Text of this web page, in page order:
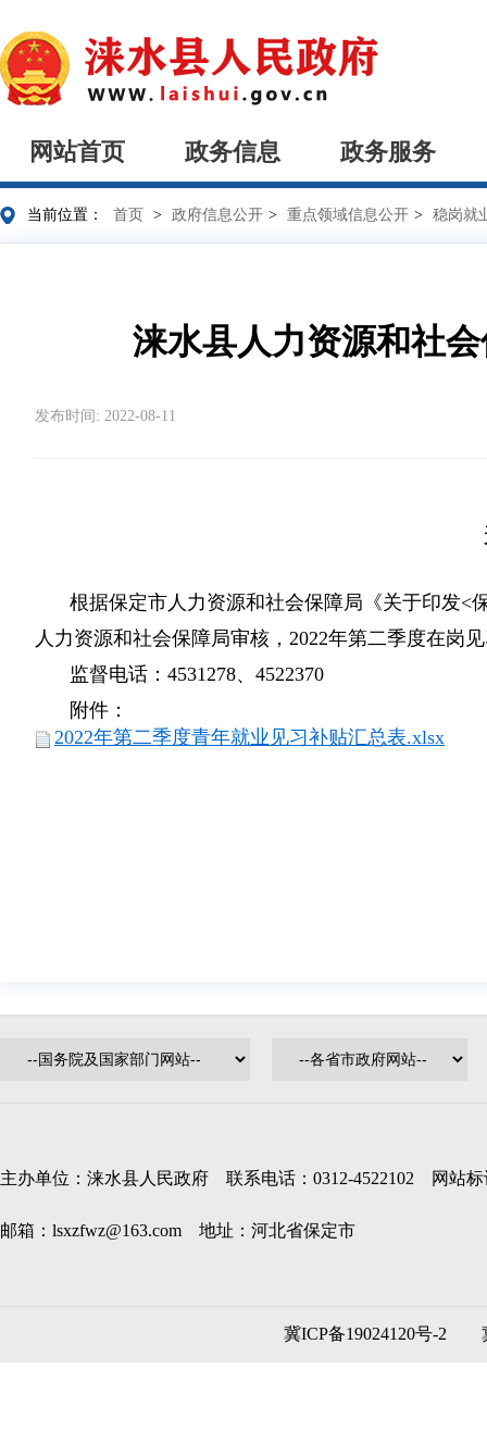
网站首页 政务信息 政务服务
当前位置： 首页 > 政府信息公开 > 重点领域信息公开 > 稳岗就
涞水县人力资源和社
发布时间: 2022-08-11
根据保定市人力资源和社会保障局《关于印发<
人力资源和社会保障局审核，2022年第二季度在岗
监督电话：4531278、4522370
附件：
2022年第二季度青年就业见习补贴汇总表.xlsx
主办单位：涞水县人民政府 联系电话：0312-4522102 网站标
邮箱：lsxzfwz@163.com 地址：河北省保定市
冀ICP备19024120号-2